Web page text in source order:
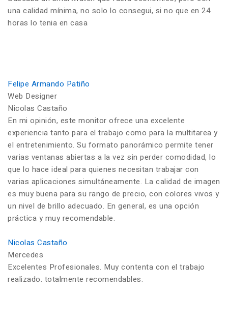
una calidad mínima, no solo lo consegui, si no que en 24
horas lo tenia en casa
Felipe Armando Patiño
Web Designer
Nicolas Castaño
En mi opinión, este monitor ofrece una excelente
experiencia tanto para el trabajo como para la multitarea y
el entretenimiento. Su formato panorámico permite tener
varias ventanas abiertas a la vez sin perder comodidad, lo
que lo hace ideal para quienes necesitan trabajar con
varias aplicaciones simultáneamente. La calidad de imagen
es muy buena para su rango de precio, con colores vivos y
un nivel de brillo adecuado. En general, es una opción
práctica y muy recomendable.
Nicolas Castaño
Mercedes
Excelentes Profesionales. Muy contenta con el trabajo
realizado. totalmente recomendables.